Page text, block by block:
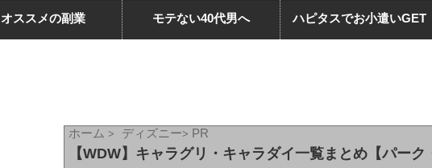
オススメの副業 モテない40代男へ ハピタスでお小遣いGET
ホーム > ディズニー> PR
【WDW】キャラグリ・キャラダイ一覧まとめ【パーク